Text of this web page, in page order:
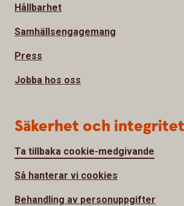
Hållbarhet
Samhällsengagemang
Press
Jobba hos oss
Säkerhet och integritet
Ta tillbaka cookie-medgivande
Så hanterar vi cookies
Behandling av personuppgifter